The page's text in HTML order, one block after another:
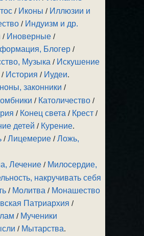
/ Иконы / Иллюзии и
/ Индуизм и др.
/ Иноверные /
Блогер /
Музыка / Искушение
/ История / Иудеи.
законники /
/ Католичество /
/ Конец света / Крест /
детей / Курение.
/Лицемерие /Ложь,
Лечение / Милосердие,
накручивать себя
/ Молитва / Монашество
Патриархия /
/ Мученики
/ Мытарства.